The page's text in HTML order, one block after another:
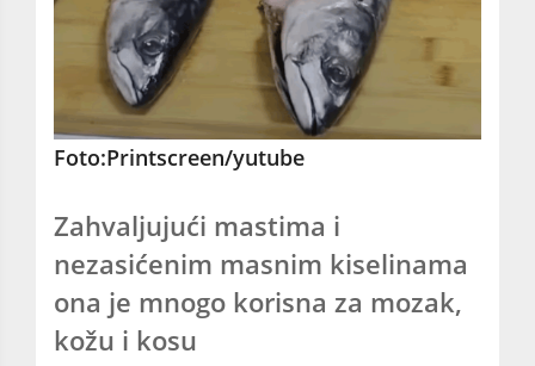
Foto:Printscreen/yutube
Zahvaljujući mastima i
nezasićenim masnim kiselinama
ona je mnogo korisna za mozak,
kožu i kosu